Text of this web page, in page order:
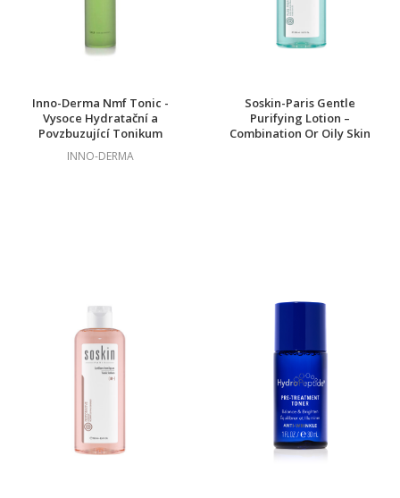
Inno-Derma Nmf Tonic -
Vysoce Hydratační a
Povzbuzující Tonikum
200 ml
INNO-DERMA
Soskin-Paris Gentle
Purifying Lotion –
Combination Or Oily Skin